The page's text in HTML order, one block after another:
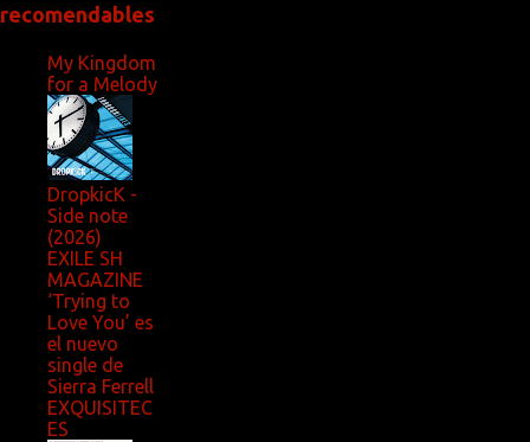
recomendables
My Kingdom
for a Melody
DropkicK -
Side note
(2026)
EXILE SH
MAGAZINE
‘Trying to
Love You’ es
el nuevo
single de
Sierra Ferrell
EXQUISITEC
ES